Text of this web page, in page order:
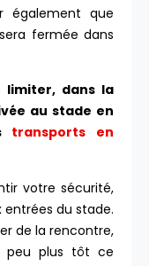
également que
fermée dans
limiter, dans la
au stade en
transports en
votre sécurité,
du stade.
de la rencontre,
peu plus tôt ce